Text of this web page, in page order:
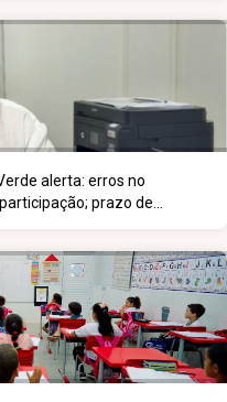
alerta: erros no
prazo de